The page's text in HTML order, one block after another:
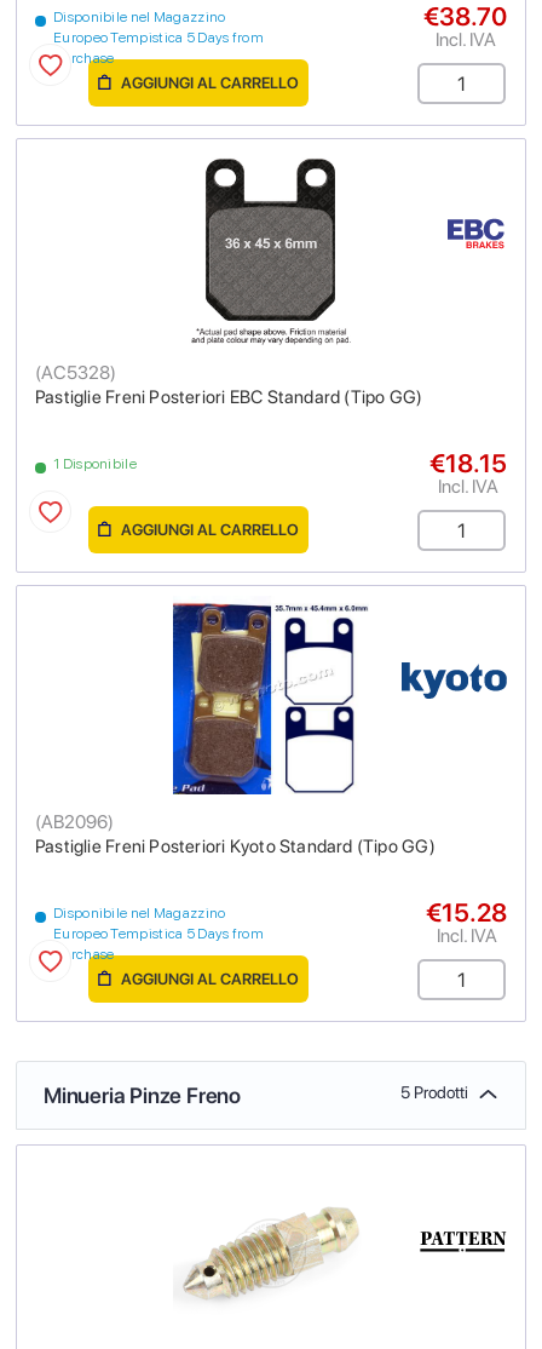
Disponibile nel Magazzino
Europeo Tempistica 5 Days from
purchase
€38.70
Incl. IVA
AGGIUNGI AL CARRELLO
Pastiglie Freni Posteriori EBC Standard (Tipo GG)
(AC5328)
1 Disponibile €18.15
Incl. IVA
AGGIUNGI AL CARRELLO
Pastiglie Freni Posteriori Kyoto Standard (Tipo GG)
(AB2096)
Disponibile nel Magazzino
Europeo Tempistica 5 Days from
purchase
€15.28
Incl. IVA
AGGIUNGI AL CARRELLO
Minueria Pinze Freno 5 Prodotti